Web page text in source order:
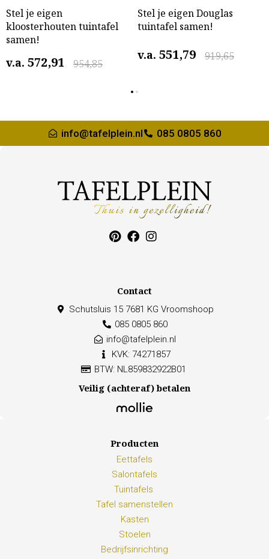
Stel je eigen
kloosterhouten tuintafel
samen!
v.a. 954,85
572,91
Stel je eigen Douglas
tuintafel samen!
v.a. 919,65
551,79
info@tafelplein.nl 085 0805 860
Contact
Schutsluis 15 7681 KG Vroomshoop
085 0805 860
info@tafelplein.nl
KVK: 74271857
BTW: NL859832922B01
Veilig (achteraf) betalen
Producten
Eettafels
Salontafels
Tuintafels
Tafel samenstellen
Kasten
Stoelen
Bedrijfsinrichting